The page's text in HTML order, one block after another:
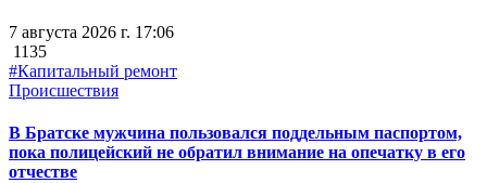
7 августа 2026 г. 17:06
1135
#Капитальный ремонт
Происшествия
В Братске мужчина пользовался поддельным паспортом,
пока полицейский не обратил внимание на опечатку в его
отчестве